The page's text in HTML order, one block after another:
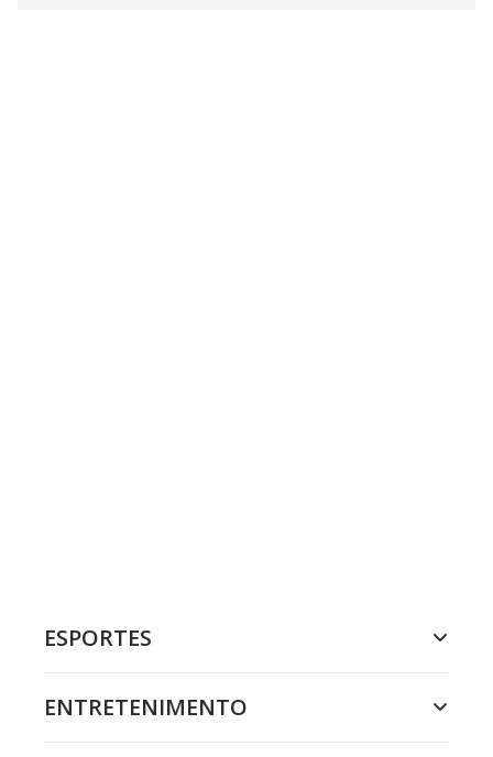
ESPORTES
ENTRETENIMENTO